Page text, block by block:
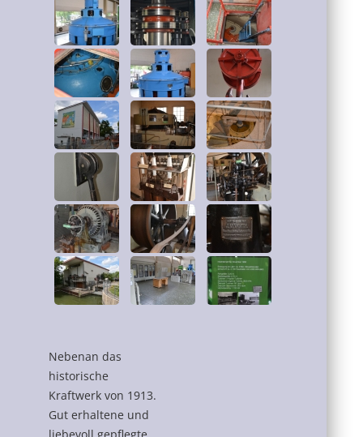
Nebenan das
historische
Kraftwerk von 1913.
Gut erhaltene und